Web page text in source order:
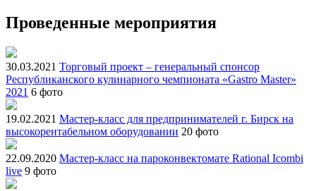
Проведенные мероприятия
30.03.2021 Торговый проект – генеральный спонсор
Республиканского кулинарного чемпионата «Gastro Master»
2021 6 фото
19.02.2021 Мастер-класс для предпринимателей г. Бирск на
высокорентабельном оборудовании 20 фото
22.09.2020 Мастер-класс на пароконвектомате Rational Icombi
live 9 фото